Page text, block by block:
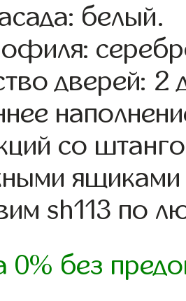
белый.
дверей: 2
со
ящиками
sh113 по
0% без